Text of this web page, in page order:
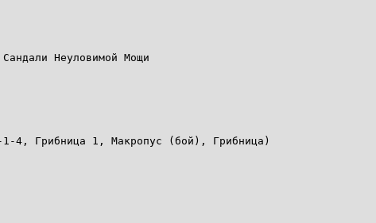
Неуловимой Мощи
4, Грибница 1, Макропус (бой), Грибница)